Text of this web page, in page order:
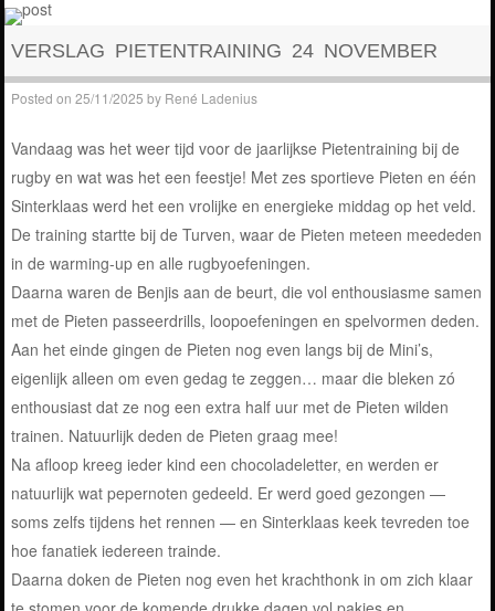
VERSLAG PIETENTRAINING 24 NOVEMBER
Posted on25/11/2025 by René Ladenius
Vandaag was het weer tijd voor de jaarlijkse Pietentraining bij de
rugby en wat was het een feestje! Met zes sportieve Pieten en één
Sinterklaas werd het een vrolijke en energieke middag op het veld.
De training startte bij de Turven, waar de Pieten meteen meededen
in de warming-up en alle rugbyoefeningen.
Daarna waren de Benjis aan de beurt, die vol enthousiasme samen
met de Pieten passeerdrills, loopoefeningen en spelvormen deden.
Aan het einde gingen de Pieten nog even langs bij de Mini’s,
eigenlijk alleen om even gedag te zeggen… maar die bleken zó
enthousiast dat ze nog een extra half uur met de Pieten wilden
trainen. Natuurlijk deden de Pieten graag mee!
Na afloop kreeg ieder kind een chocoladeletter, en werden er
natuurlijk wat pepernoten gedeeld. Er werd goed gezongen —
soms zelfs tijdens het rennen — en Sinterklaas keek tevreden toe
hoe fanatiek iedereen trainde.
Daarna doken de Pieten nog even het krachthonk in om zich klaar